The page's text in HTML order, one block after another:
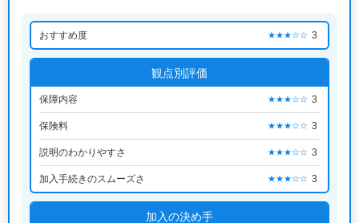
おすすめ度 ★★★☆☆ 3
観点別評価
保障内容 ★★★☆☆ 3
保険料 ★★★☆☆ 3
説明のわかりやすさ ★★★☆☆ 3
加入手続きのスムーズさ ★★★☆☆ 3
加入の決め手